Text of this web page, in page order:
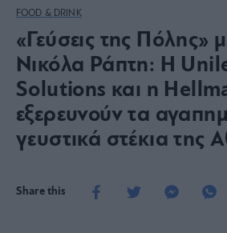
FOOD & DRINK
«Γεύσεις της Πόλης»
Νικόλα Ράπτη: Η
Solutions και η
εξερευνούν τα
γευστικά στέκια της
Share this